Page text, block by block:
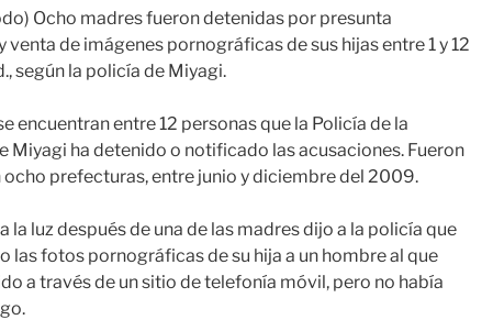
Ocho madres fueron detenidas por presunta
venta de imágenes pornográficas de sus hijas entre 1 y 12
según la policía de Miyagi.
encuentran entre 12 personas que la Policía de la
Miyagi ha detenido o notificado las acusaciones. Fueron
ocho prefecturas, entre junio y diciembre del 2009.
la luz después de una de las madres dijo a la policía que
las fotos pornográficas de su hija a un hombre al que
a través de un sitio de telefonía móvil, pero no había